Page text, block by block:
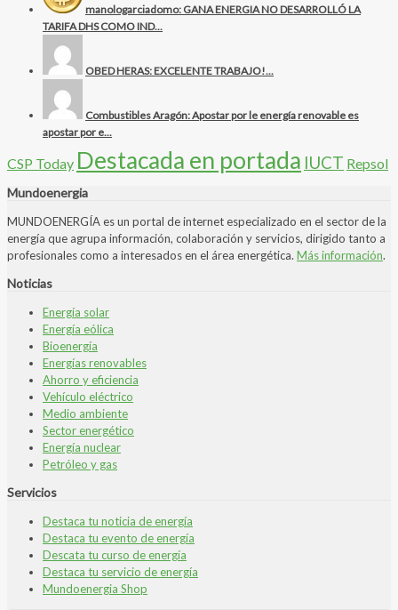
manologarciadomo: GANA ENERGIA NO DESARROLLÓ LA
TARIFA DHS COMO IND...
OBED HERAS: EXCELENTE TRABAJO!...
Combustibles Aragón: Apostar por le energía renovable es
apostar por e...
CSP Today Destacada en portada IUCT Repsol
Mundoenergia
MUNDOENERGÍA es un portal de internet especializado en el sector de la
energía que agrupa información, colaboración y servicios, dirigido tanto a
profesionales como a interesados en el área energética. Más información.
Noticias
Energía solar
Energía eólica
Bioenergía
Energías renovables
Ahorro y eficiencia
Vehículo eléctrico
Medio ambiente
Sector energético
Energía nuclear
Petróleo y gas
Servicios
Destaca tu noticia de energía
Destaca tu evento de energía
Descata tu curso de energía
Destaca tu servicio de energía
Mundoenergia Shop